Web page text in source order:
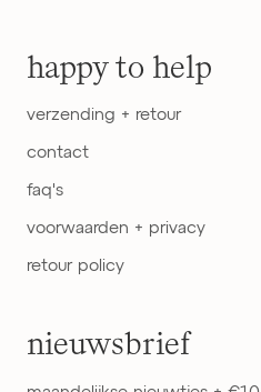
happy to help
verzending + retour
contact
faq's
voorwaarden + privacy
retour policy
nieuwsbrief